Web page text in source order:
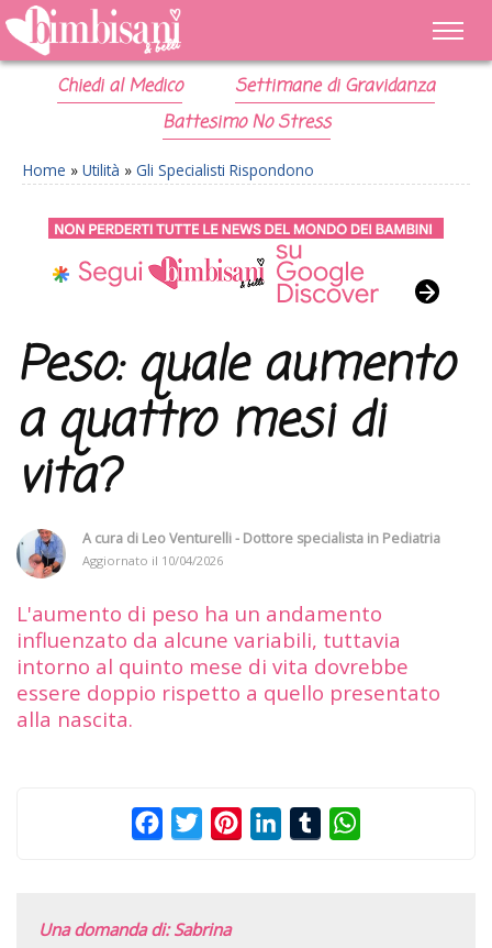
Chiedi al Medico
Settimane di Gravidanza
Battesimo No Stress
Home » Utilità » Gli Specialisti Rispondono
Peso: quale aumento
a quattro mesi di
vita?
A cura di Leo Venturelli - Dottore specialista in Pediatria
Aggiornato il 10/04/2026
L'aumento di peso ha un andamento
influenzato da alcune variabili, tuttavia
intorno al quinto mese di vita dovrebbe
essere doppio rispetto a quello presentato
alla nascita.
FacebookTwitterPinterestLinkedInTumblr
Una domanda di: Sabrina